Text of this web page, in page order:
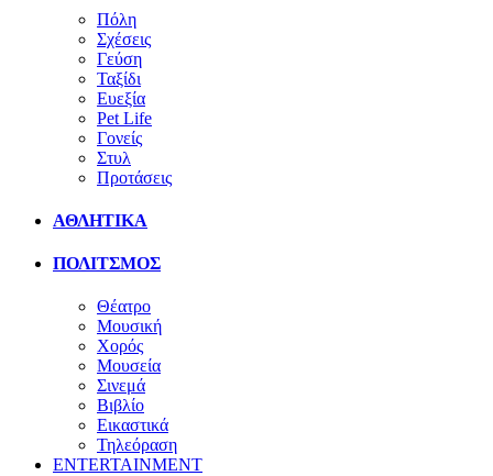
Πόλη
Σχέσεις
Γεύση
Ταξίδι
Ευεξία
Pet Life
Γονείς
Στυλ
Προτάσεις
ΑΘΛΗΤΙΚΑ
ΠΟΛΙΤΣΜΟΣ
Θέατρο
Μουσική
Χορός
Μουσεία
Σινεμά
Βιβλίο
Εικαστικά
Τηλεόραση
ENTERTAINMENT